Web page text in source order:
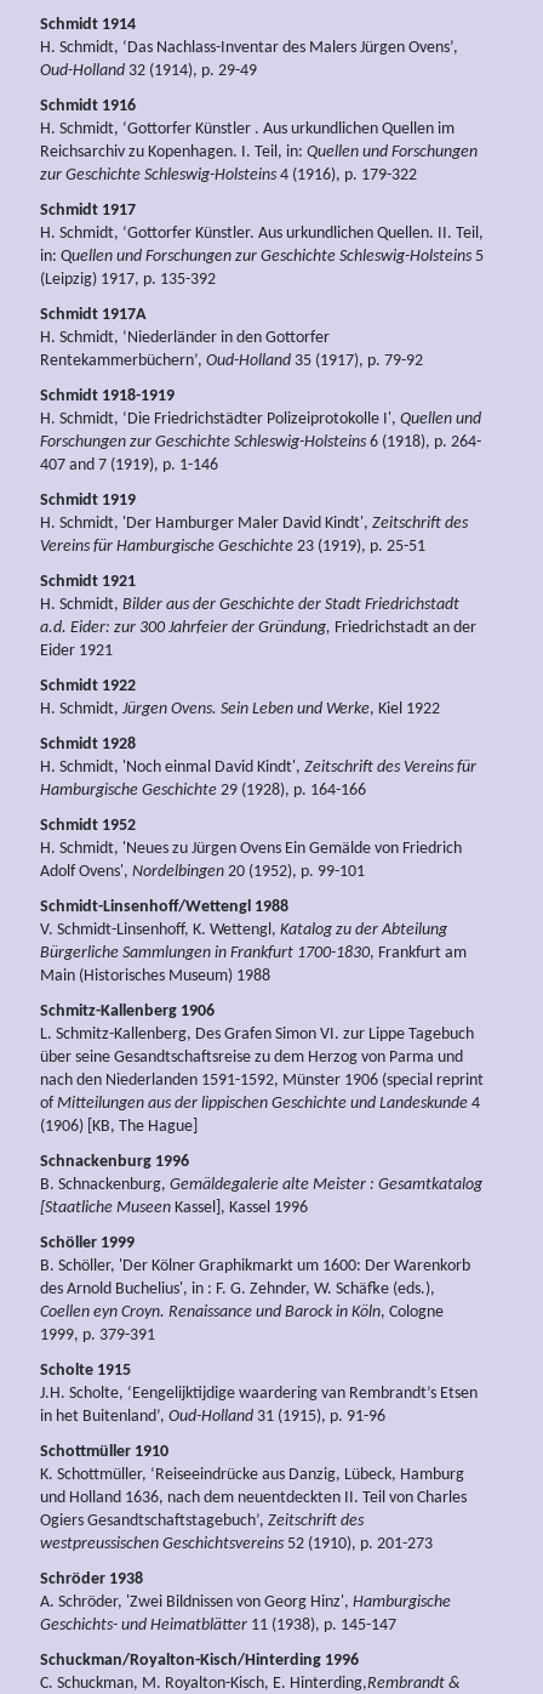
Schmidt 1914
H. Schmidt, ‘Das Nachlass-Inventar des Malers Jürgen Ovens’,
Oud-Holland 32 (1914), p. 29-49
Schmidt 1916
H. Schmidt, ‘Gottorfer Künstler . Aus urkundlichen Quellen im
Reichsarchiv zu Kopenhagen. I. Teil, in: Quellen und Forschungen
zur Geschichte Schleswig-Holsteins 4 (1916), p. 179-322
Schmidt 1917
H. Schmidt, ‘Gottorfer Künstler. Aus urkundlichen Quellen. II. Teil,
in: Quellen und Forschungen zur Geschichte Schleswig-Holsteins 5
(Leipzig) 1917, p. 135-392
Schmidt 1917A
H. Schmidt, ‘Niederländer in den Gottorfer
Rentekammerbüchern’, Oud-Holland 35 (1917), p. 79-92
Schmidt 1918-1919
H. Schmidt, ‘Die Friedrichstädter Polizeiprotokolle I', Quellen und
Forschungen zur Geschichte Schleswig-Holsteins 6 (1918), p. 264-
407 and 7 (1919), p. 1-146
Schmidt 1919
H. Schmidt, 'Der Hamburger Maler David Kindt', Zeitschrift des
Vereins für Hamburgische Geschichte 23 (1919), p. 25-51
Schmidt 1921
H. Schmidt, Bilder aus der Geschichte der Stadt Friedrichstadt
a.d. Eider: zur 300 Jahrfeier der Gründung, Friedrichstadt an der
Eider 1921
Schmidt 1922
H. Schmidt, Jürgen Ovens. Sein Leben und Werke, Kiel 1922
Schmidt 1928
H. Schmidt, 'Noch einmal David Kindt', Zeitschrift des Vereins für
Hamburgische Geschichte 29 (1928), p. 164-166
Schmidt 1952
H. Schmidt, 'Neues zu Jürgen Ovens Ein Gemälde von Friedrich
Adolf Ovens', Nordelbingen 20 (1952), p. 99-101
Schmidt-Linsenhoff/Wettengl 1988
V. Schmidt-Linsenhoff, K. Wettengl, Katalog zu der Abteilung
Bürgerliche Sammlungen in Frankfurt 1700-1830, Frankfurt am
Main (Historisches Museum) 1988
Schmitz-Kallenberg 1906
L. Schmitz-Kallenberg, Des Grafen Simon VI. zur Lippe Tagebuch
über seine Gesandtschaftsreise zu dem Herzog von Parma und
nach den Niederlanden 1591-1592, Münster 1906 (special reprint
ofMitteilungen aus der lippischen Geschichte und Landeskunde 4
(1906) [KB, The Hague]
Schnackenburg 1996
B. Schnackenburg, Gemäldegalerie alte Meister : Gesamtkatalog
[Staatliche Museen Kassel], Kassel 1996
Schöller 1999
B. Schöller, 'Der Kölner Graphikmarkt um 1600: Der Warenkorb
des Arnold Buchelius', in : F. G. Zehnder, W. Schäfke (eds.),
Coellen eyn Croyn. Renaissance und Barock in Köln, Cologne
1999, p. 379-391
Scholte 1915
J.H. Scholte, ‘Eengelijktijdige waardering van Rembrandt’s Etsen
in het Buitenland’, Oud-Holland 31 (1915), p. 91-96
Schottmüller 1910
K. Schottmüller, ‘Reiseeindrücke aus Danzig, Lübeck, Hamburg
und Holland 1636, nach dem neuentdeckten II. Teil von Charles
Ogiers Gesandtschaftstagebuch’, Zeitschrift des
westpreussischen Geschichtsvereins 52 (1910), p. 201-273
Schröder 1938
A. Schröder, 'Zwei Bildnissen von Georg Hinz', Hamburgische
Geschichts- und Heimatblätter 11 (1938), p. 145-147
Schuckman/Royalton-Kisch/Hinterding 1996
C. Schuckman, M. Royalton-Kisch, E. Hinterding,Rembrandt &